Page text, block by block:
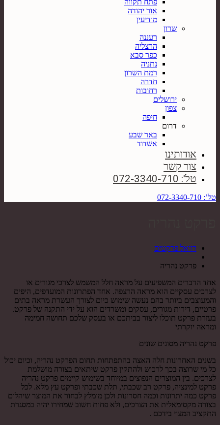
פתח תקווה
אור יהודה
מודיעין
שרון
רעננה
הרצליה
כפר סבא
נתניה
רמת השרון
חדרה
רחובות
ירושלים
צפון
חיפה
דרום
באר שבע
אשדוד
אודותינו
צור קשר
טל': 072-3340-710
טל’: 072-3340-710
רויאל פרקטים
פרקט נהריה
אחד הדברים המשפיעים על מראה חלל המשמש לצרכי מגורים או
לצרכים עסקיים הוא מראה הרצפה. אחד הפתרונות המועדפים, היפים
והמעוצבים ביותר בהם נעשה שימוש כיום לצורך העשרת מראה בתים
פרטיים, דירות מגורים, עסקים ומשרדים הוא על ידי התקנה של פרקט.
בעזרת פרקט תוכלו ליצור בביתכם או בעסק שלכם תחושה חמימה
ומראה יוקרתי
פרקט נהריה מסוגים שונים
בשנים האחרונות חלה האצה בהתפתחות תחום הפרקט נהריה, וכיום יכול
כל מי שרוצה בכך לרכוש ולהתקין פרקט שיתאים בצורה מושלמת
לצרכים. בין המוצרים הנפוצים במיוחד בשימוש קיימים פרקט נהריה
פרקט למינציה, פרקט רב שכבתי, תלת שכבתי ופרקט עץ מלא. לכל
פרקט כמה יתרונות וכמה חסרונות ולכן מומלץ לבחור את המוצר שיהלום
בצורה מקסימאלית את הצרכים, ולא פחות חשוב שמחירו יהיה במסגרת
התקציב המצוי בידכם .